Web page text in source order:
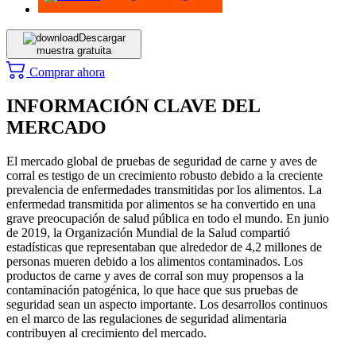
Descargar
muestra gratuita
Comprar ahora
INFORMACIÓN CLAVE DEL
MERCADO
El mercado global de pruebas de seguridad de carne y aves de
corral es testigo de un crecimiento robusto debido a la creciente
prevalencia de enfermedades transmitidas por los alimentos. La
enfermedad transmitida por alimentos se ha convertido en una
grave preocupación de salud pública en todo el mundo. En junio
de 2019, la Organización Mundial de la Salud compartió
estadísticas que representaban que alrededor de 4,2 millones de
personas mueren debido a los alimentos contaminados. Los
productos de carne y aves de corral son muy propensos a la
contaminación patogénica, lo que hace que sus pruebas de
seguridad sean un aspecto importante. Los desarrollos continuos
en el marco de las regulaciones de seguridad alimentaria
contribuyen al crecimiento del mercado.